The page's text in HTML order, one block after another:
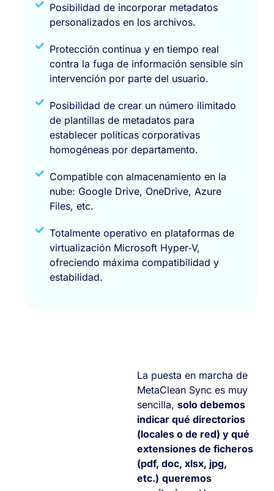
Posibilidad de incorporar metadatos
personalizados en los archivos.
Protección continua y en tiempo real
contra la fuga de información sensible sin
intervención por parte del usuario.
Posibilidad de crear un número ilimitado
de plantillas de metadatos para
establecer políticas corporativas
homogéneas por departamento.
Compatible con almacenamiento en la
nube: Google Drive, OneDrive, Azure
Files, etc.
Totalmente operativo en plataformas de
virtualización Microsoft Hyper‑V,
ofreciendo máxima compatibilidad y
estabilidad.
La puesta en marcha de
MetaClean Sync es muy
sencilla, solo debemos
indicar qué directorios
(locales o de red) y qué
extensiones de ficheros
(pdf, doc, xlsx, jpg,
etc.) queremos